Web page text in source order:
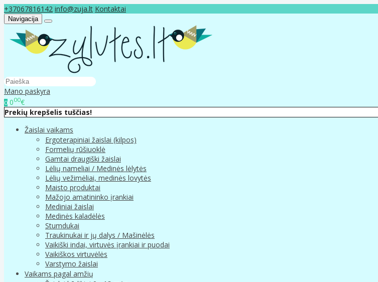
+37067816142 info@zuja.lt Kontaktai
Navigacija
Mano paskyra
0 000€
Prekių krepšelis tuščias!
Žaislai vaikams
Ergoterapiniai žaislai (kilpos)
Formelių rūšiuoklė
Gamtai draugiški žaislai
Lėlių nameliai / Medinės lėlytės
Lėlių vežimėliai, medinės lovytės
Maisto produktai
Mažojo amatininko įrankiai
Mediniai žaislai
Medinės kaladėlės
Stumdukai
Traukinukai ir jų dalys / Mašinėlės
Vaikiški indai, virtuvės įrankiai ir puodai
Vaikiškos virtuvėlės
Varstymo žaislai
Vaikams pagal amžių